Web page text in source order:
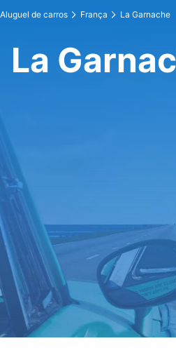
Aluguel de carros França La Garnache
La